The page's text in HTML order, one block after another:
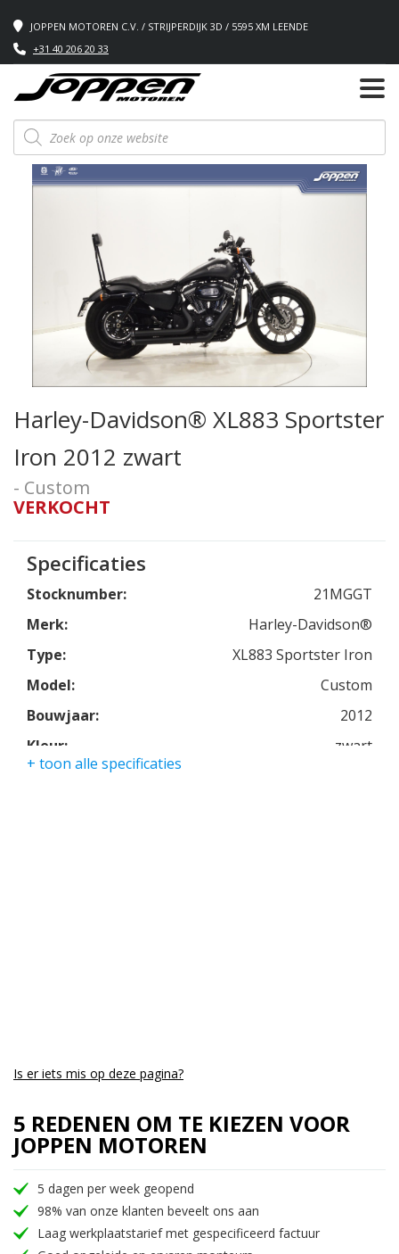
JOPPEN MOTOREN C.V. / STRIJPERDIJK 3D / 5595 XM LEENDE
+31 40 206 20 33
Producten
zoeken
Harley-Davidson® XL883 Sportster
Iron 2012 zwart
- Custom
VERKOCHT
Specificaties
Stocknumber:
21MGGT
Merk:
Harley-Davidson®
Type:
XL883 Sportster Iron
Model:
Custom
Bouwjaar:
2012
Kleur:
zwart
+ toon alle specificaties
Is er iets mis op deze pagina?
5 REDENEN OM TE KIEZEN VOOR
JOPPEN MOTOREN
5 dagen per week geopend
98% van onze klanten beveelt ons aan
Laag werkplaatstarief met gespecificeerd factuur